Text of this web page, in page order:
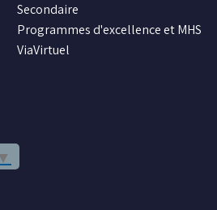
Secondaire
Programmes d'excellence et MHS
ViaVirtuel